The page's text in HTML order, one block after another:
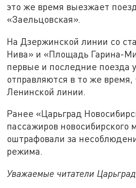
это же время выезжает
«Заельцовская».
На Дзержинской линии со
Нива» и «Площадь Гарина-
первые и последние поезда
отправляются в то же время,
Ленинской линии.
Ранее «Царьград
пассажиров новосибирского
оштрафовали за
режима.
Уважаемые читатели